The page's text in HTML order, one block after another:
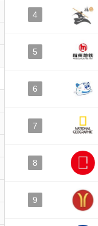
4
5
6
7
8
9